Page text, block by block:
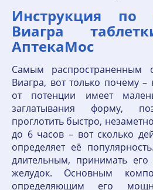
Инструкция по
Виагра
АптекаМос
Самым распространенным
Виагра, вот только почему –
от потенции имеет
заглатывания форму,
проглотить быстро,
до 6 часов – вот сколько
определяет её
длительным, принимать
желудок. Основным
определяющим его